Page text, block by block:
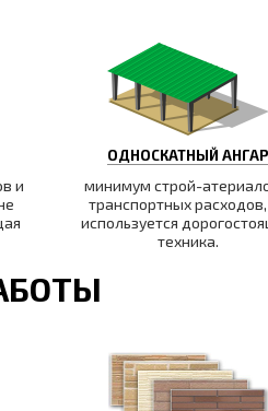
и
ОДНОСКАТНЫЙ АНГАР
минимум строй-
транспортных
используется
техника.